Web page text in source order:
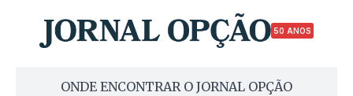
50 ANOS
ONDE ENCONTRAR O JORNAL OPÇÃO